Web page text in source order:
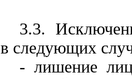
3.3.
в следующих
- лишение